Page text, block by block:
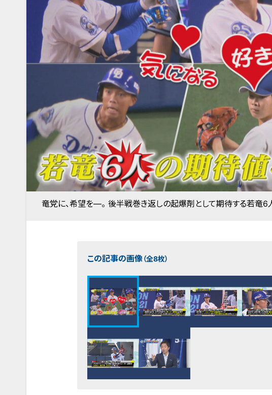
竜党に、希望を―。 後半戦巻き返しの起爆剤として期待する若竜
この記事の画像（全8枚）